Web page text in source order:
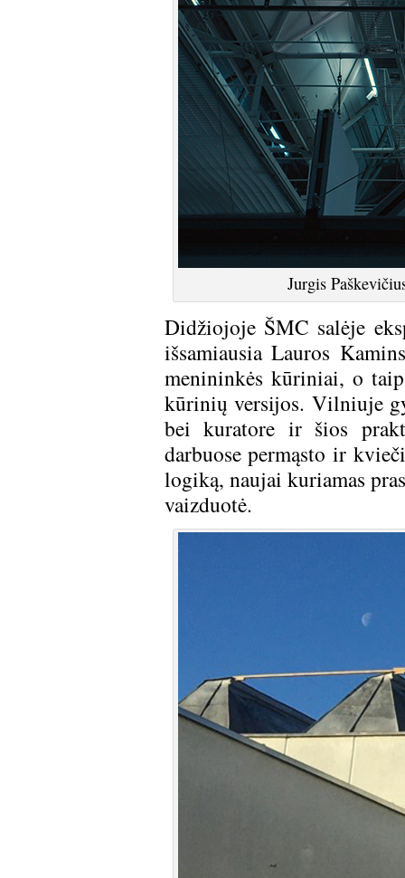
Jurgis
Didžiojoje ŠMC salėje
išsamiausia Lauros
menininkės kūriniai, o
kūrinių versijos. Vilniuje
bei kuratore ir šios
darbuose permąsto ir
logiką, naujai kuriamas
vaizduotė.